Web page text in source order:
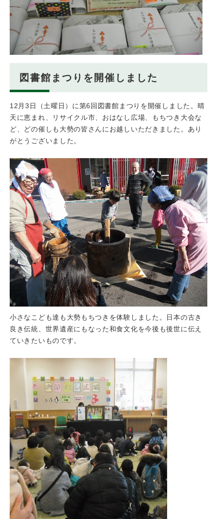
図書館まつりを開催しました
12月3日（土曜日）に第6回図書館まつりを開催しました。晴
天に恵まれ、リサイクル市、おはなし広場、もちつき大会な
ど、どの催しも大勢の皆さんにお越しいただきました。あり
がとうございました。
小さなこども達も大勢もちつきを体験しました。日本の古き
良き伝統、世界遺産にもなった和食文化を今後も後世に伝え
ていきたいものです。